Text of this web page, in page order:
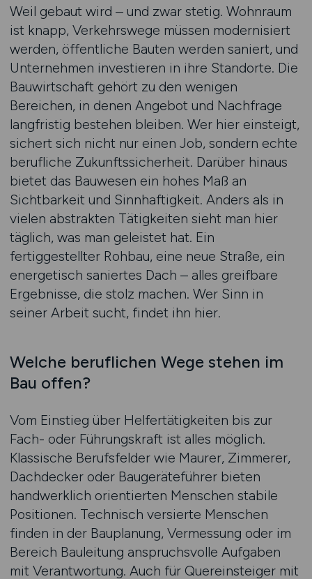
Weil gebaut wird – und zwar stetig. Wohnraum
ist knapp, Verkehrswege müssen modernisiert
werden, öffentliche Bauten werden saniert, und
Unternehmen investieren in ihre Standorte. Die
Bauwirtschaft gehört zu den wenigen
Bereichen, in denen Angebot und Nachfrage
langfristig bestehen bleiben. Wer hier einsteigt,
sichert sich nicht nur einen Job, sondern echte
berufliche Zukunftssicherheit. Darüber hinaus
bietet das Bauwesen ein hohes Maß an
Sichtbarkeit und Sinnhaftigkeit. Anders als in
vielen abstrakten Tätigkeiten sieht man hier
täglich, was man geleistet hat. Ein
fertiggestellter Rohbau, eine neue Straße, ein
energetisch saniertes Dach – alles greifbare
Ergebnisse, die stolz machen. Wer Sinn in
seiner Arbeit sucht, findet ihn hier.
Welche beruflichen Wege stehen im
Bau offen?
Vom Einstieg über Helfertätigkeiten bis zur
Fach- oder Führungskraft ist alles möglich.
Klassische Berufsfelder wie Maurer, Zimmerer,
Dachdecker oder Baugeräteführer bieten
handwerklich orientierten Menschen stabile
Positionen. Technisch versierte Menschen
finden in der Bauplanung, Vermessung oder im
Bereich Bauleitung anspruchsvolle Aufgaben
mit Verantwortung. Auch für Quereinsteiger mit